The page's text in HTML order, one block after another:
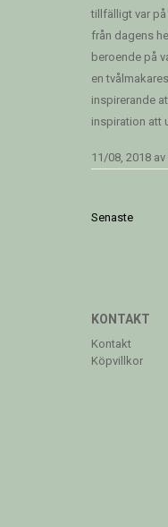
tillfälligt var
från dagens
beroende på
en
inspirerande
inspiration att
11/08, 2018 av
Senaste
KONTAKT
Kontakt
Köpvillkor